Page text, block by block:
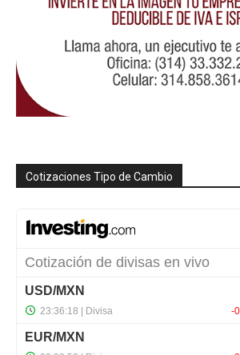
Cotizaciones Tipo de Cambio